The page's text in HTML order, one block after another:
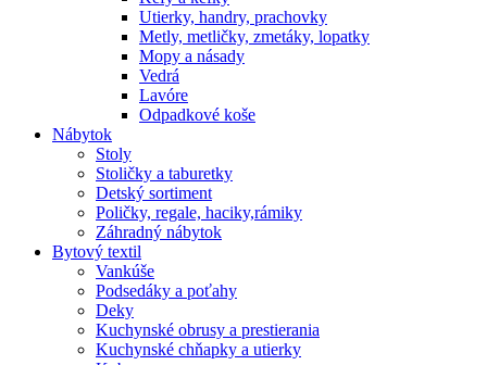
Utierky, handry, prachovky
Metly, metličky, zmetáky, lopatky
Mopy a násady
Vedrá
Lavóre
Odpadkové koše
Nábytok
Stoly
Stoličky a taburetky
Detský sortiment
Poličky, regale, haciky,rámiky
Záhradný nábytok
Bytový textil
Vankúše
Podsedáky a poťahy
Deky
Kuchynské obrusy a prestierania
Kuchynské chňapky a utierky